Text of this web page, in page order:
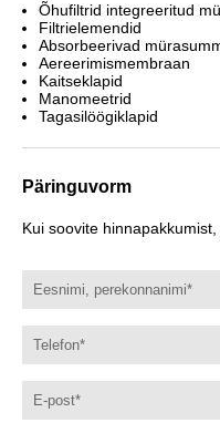
Õhufiltrid integreeritud
Filtrielemendid
Absorbeerivad
Aereerimismembraan
Kaitseklapid
Manomeetrid
Tagasilöögiklapid
Päringuvorm
Kui soovite